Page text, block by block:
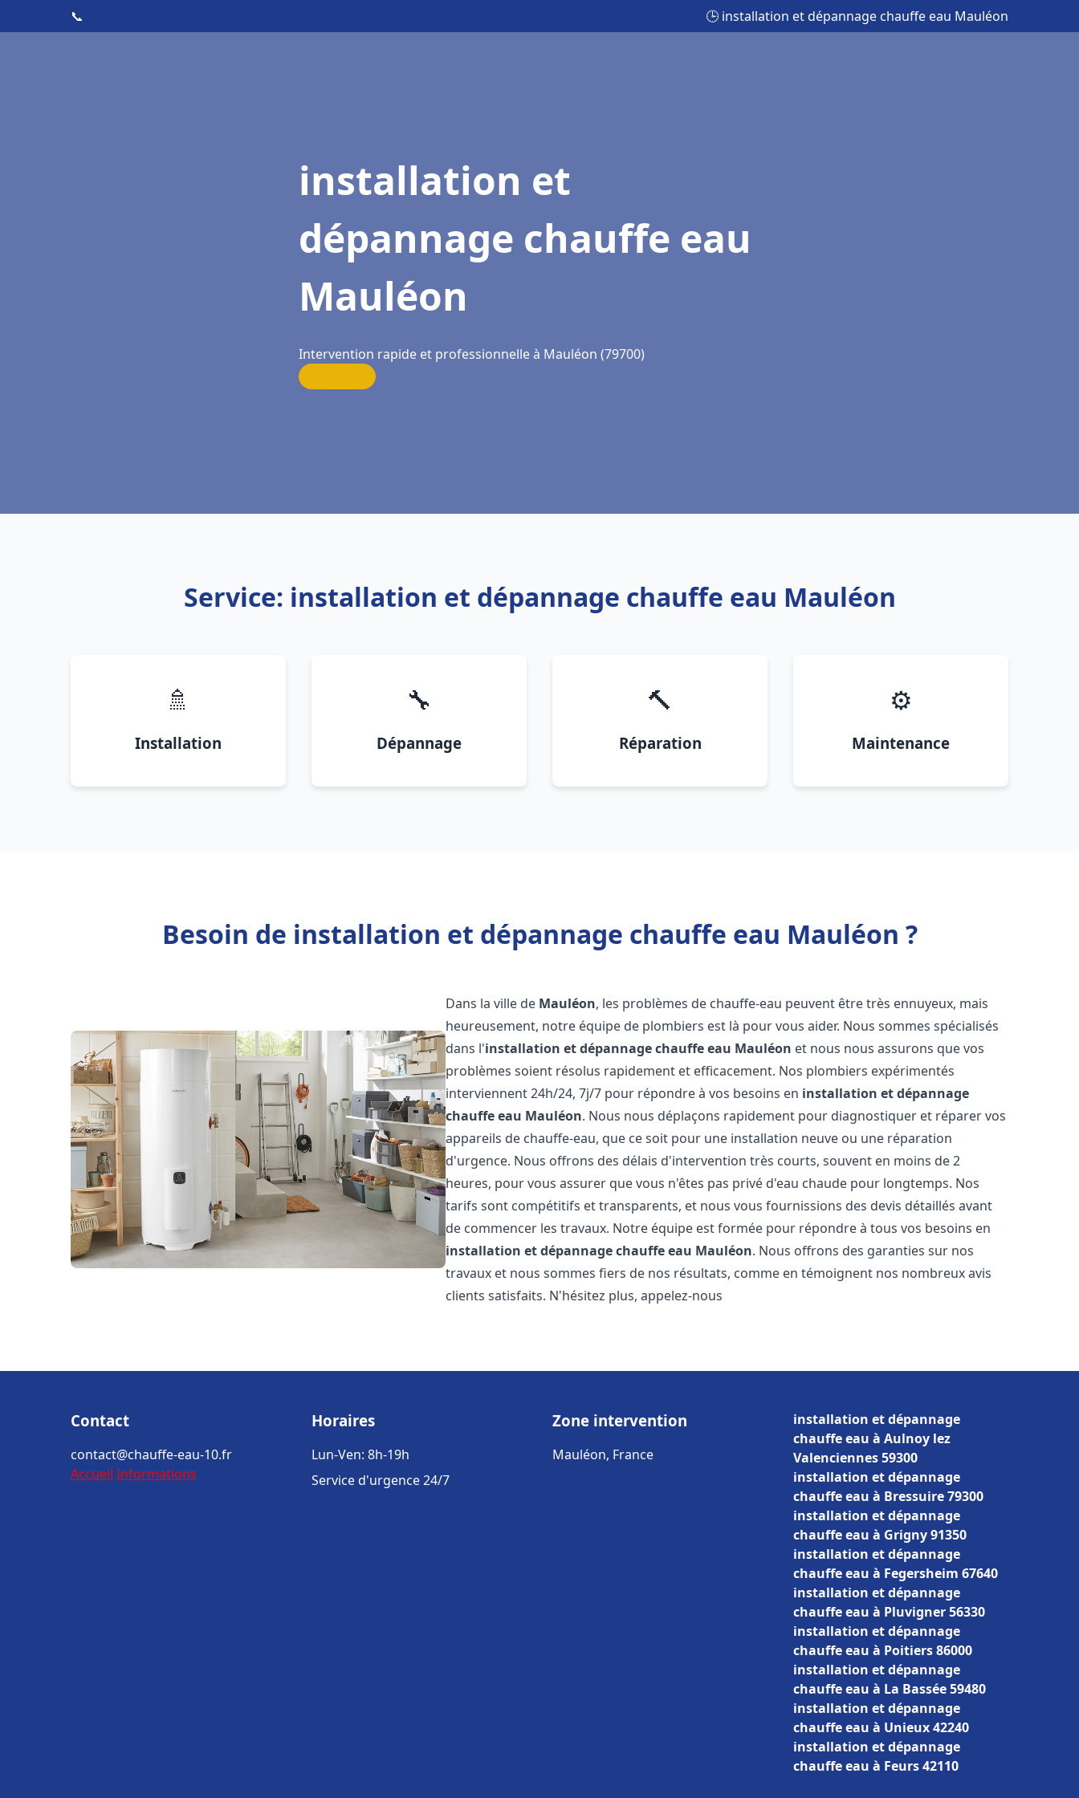
📞 🕒 installation et dépannage chauffe eau Mauléon
installation et
dépannage chauffe eau
Mauléon
Intervention rapide et professionnelle à Mauléon (79700)
Service: installation et dépannage chauffe eau Mauléon
🚿
Installation
🔧
Dépannage
🔨
Réparation
⚙️
Maintenance
Besoin de installation et dépannage chauffe eau Mauléon ?
Dans la ville de Mauléon, les problèmes de chauffe-eau peuvent être très ennuyeux, mais
heureusement, notre équipe de plombiers est là pour vous aider. Nous sommes spécialisés
dans l'installation et dépannage chauffe eau Mauléon et nous nous assurons que vos
problèmes soient résolus rapidement et efficacement. Nos plombiers expérimentés
interviennent 24h/24, 7j/7 pour répondre à vos besoins en installation et dépannage
chauffe eau Mauléon. Nous nous déplaçons rapidement pour diagnostiquer et réparer vos
appareils de chauffe-eau, que ce soit pour une installation neuve ou une réparation
d'urgence. Nous offrons des délais d'intervention très courts, souvent en moins de 2
heures, pour vous assurer que vous n'êtes pas privé d'eau chaude pour longtemps. Nos
tarifs sont compétitifs et transparents, et nous vous fournissions des devis détaillés avant
de commencer les travaux. Notre équipe est formée pour répondre à tous vos besoins en
installation et dépannage chauffe eau Mauléon. Nous offrons des garanties sur nos
travaux et nous sommes fiers de nos résultats, comme en témoignent nos nombreux avis
clients satisfaits. N'hésitez plus, appelez-nous
Contact
contact@chauffe-eau-10.fr
Accueil Informations
Horaires
Lun-Ven: 8h-19h
Service d'urgence 24/7
Zone intervention
Mauléon, France
installation et dépannage
chauffe eau à Aulnoy lez
Valenciennes 59300
installation et dépannage
chauffe eau à Bressuire 79300
installation et dépannage
chauffe eau à Grigny 91350
installation et dépannage
chauffe eau à Fegersheim 67640
installation et dépannage
chauffe eau à Pluvigner 56330
installation et dépannage
chauffe eau à Poitiers 86000
installation et dépannage
chauffe eau à La Bassée 59480
installation et dépannage
chauffe eau à Unieux 42240
installation et dépannage
chauffe eau à Feurs 42110